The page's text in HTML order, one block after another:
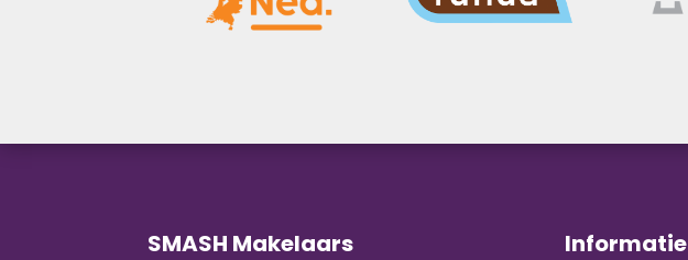
SMASH Makelaars Informatie